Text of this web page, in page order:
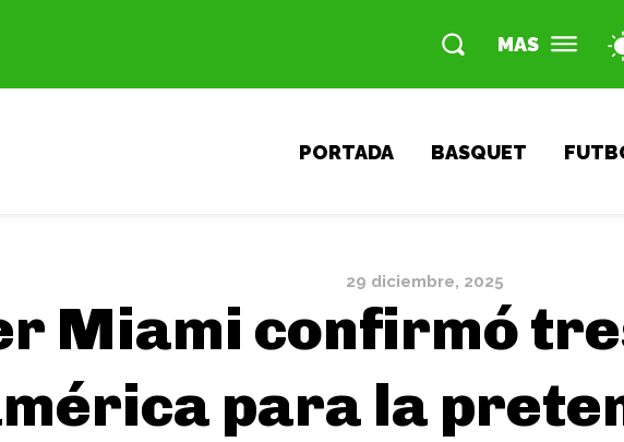
MAS
PORTADA BASQUET
29 diciembre, 2025
Miami confirmó
para la